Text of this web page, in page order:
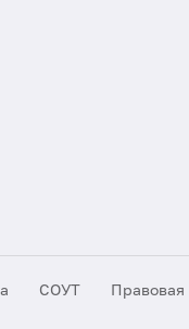
СОУТ